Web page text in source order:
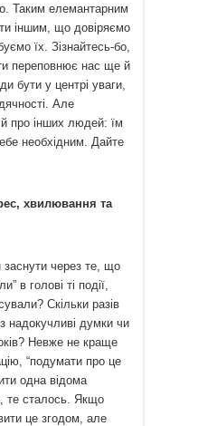
Таким елемантарним
іншим, що довіряємо
їх. Зізнайтесь-бо,
переповнює нас ще й
бути у центрі уваги,
Але
про інших людей: їм
необхідним. Дайте
хвилювання та
заснути через те, що
в голові ті події,
Скільки разів
надокучливі думки чи
Невже не краще
“подумати про це
одна відома
те сталось. Якщо
це згодом, але